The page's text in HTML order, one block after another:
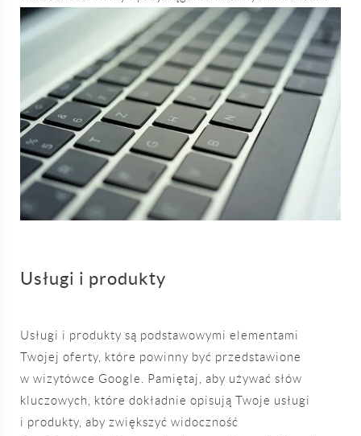
Usługi i produkty
Usługi i produkty są podstawowymi elementami
Twojej oferty, które powinny być przedstawione
w wizytówce Google. Pamiętaj, aby używać słów
kluczowych, które dokładnie opisują Twoje usługi
i produkty, aby zwiększyć widoczność